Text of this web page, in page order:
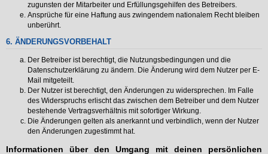
zugunsten der Mitarbeiter und Erfüllungsgehilfen des Betreibers.
Ansprüche für eine Haftung aus zwingendem nationalem Recht bleiben
unberührt.
6. ÄNDERUNGSVORBEHALT
Der Betreiber ist berechtigt, die Nutzungsbedingungen und die
Datenschutzerklärung zu ändern. Die Änderung wird dem Nutzer per E-
Mail mitgeteilt.
Der Nutzer ist berechtigt, den Änderungen zu widersprechen. Im Falle
des Widerspruchs erlischt das zwischen dem Betreiber und dem Nutzer
bestehende Vertragsverhältnis mit sofortiger Wirkung.
Die Änderungen gelten als anerkannt und verbindlich, wenn der Nutzer
den Änderungen zugestimmt hat.
Informationen über den Umgang mit deinen persönlichen